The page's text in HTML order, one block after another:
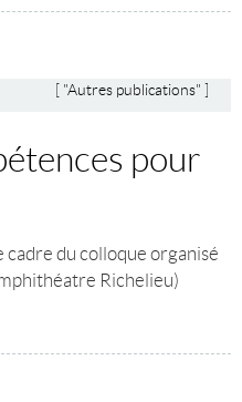
"Autres publications"
pour
cadre du colloque organisé
Richelieu)